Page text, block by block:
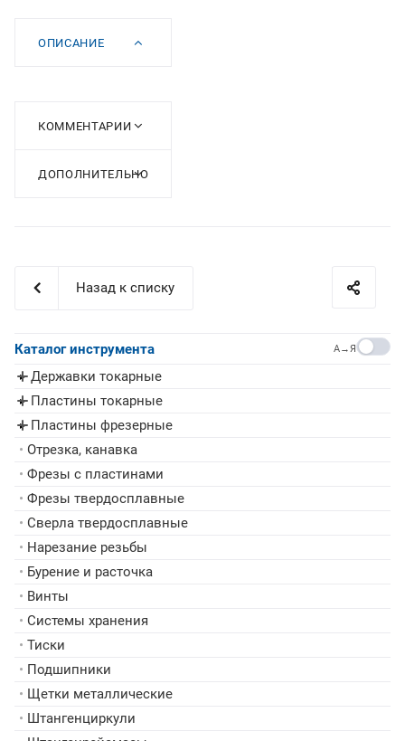
ОПИСАНИЕ
КОММЕНТАРИИ
ДОПОЛНИТЕЛЬНО
Назад к списку
Каталог инструмента A→Я
▸ Державки токарные
▸ Пластины токарные
▸ Пластины фрезерные
• Отрезка, канавка
• Фрезы с пластинами
• Фрезы твердосплавные
• Сверла твердосплавные
• Нарезание резьбы
• Бурение и расточка
• Винты
• Системы хранения
• Тиски
• Подшипники
• Щетки металлические
• Штангенциркули